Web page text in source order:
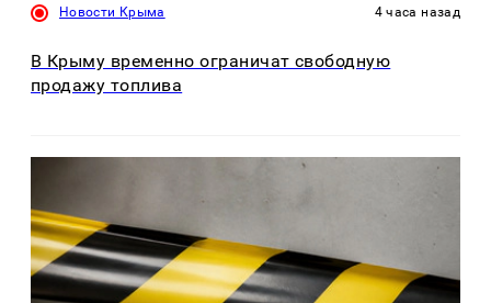
Новости Крыма 4 часа назад
В Крыму временно ограничат свободную
продажу топлива